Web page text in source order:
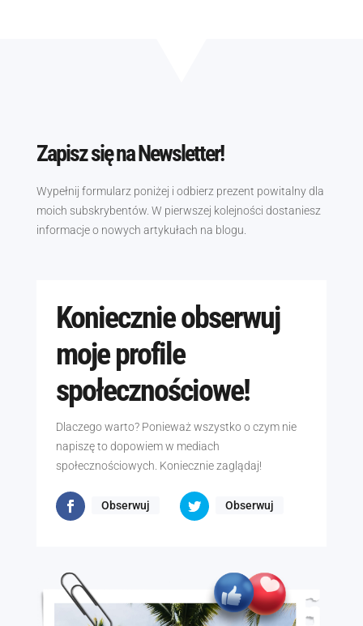
Zapisz się na Newsletter!
Wypełnij formularz poniżej i odbierz prezent powitalny dla
moich subskrybentów. W pierwszej kolejności dostaniesz
informacje o nowych artykułach na blogu.
Koniecznie obserwuj
moje profile
społecznościowe!
Dlaczego warto? Ponieważ wszystko o czym nie
napiszę to dopowiem w mediach
społecznościowych. Koniecznie zaglądaj!
Obserwuj Obserwuj